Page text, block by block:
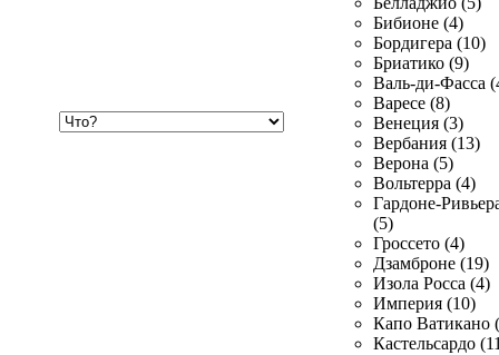
Бибионе (4)
Бордигера (10)
Бриатико (9)
Валь-ди-Фасса
Варесе (8)
Венеция (3)
Вербания (13)
Верона (5)
Вольтерра (4)
Гардоне-
(5)
Гроссето (4)
Дзамброне (19)
Изола Росса (4)
Империя (10)
Капо Ватикано
Кастельсардо